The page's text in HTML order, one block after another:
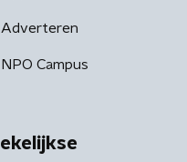
Adverteren
NPO Campus